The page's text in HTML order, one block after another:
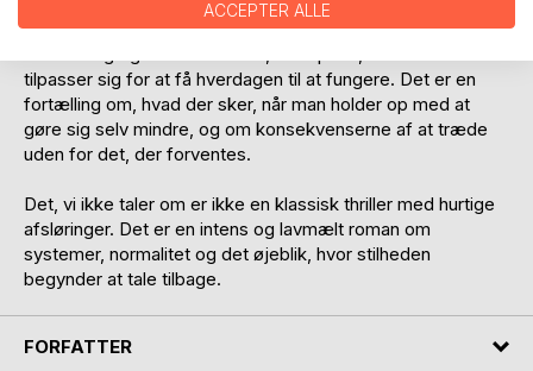
Historien kredser om magt uden ansigt, om kontrol uden
tilpasser sig for at få hverdagen til at fungere. Det er en
fortælling om, hvad der sker, når man holder op med at
gøre sig selv mindre, og om konsekvenserne af at træde
uden for det, der forventes.
Det, vi ikke taler om er ikke en klassisk thriller med hurtige
afsløringer. Det er en intens og lavmælt roman om
systemer, normalitet og det øjeblik, hvor stilheden
begynder at tale tilbage.
FORFATTER
ACCEPTER ALLE